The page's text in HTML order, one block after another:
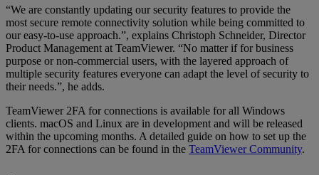
“We are constantly updating our security features to provide the
most secure remote connectivity solution while being committed to
our easy-to-use approach.”, explains Christoph Schneider, Director
Product Management at TeamViewer. “No matter if for business
purpose or non-commercial users, with the layered approach of
multiple security features everyone can adapt the level of security to
their needs.”, he adds.
TeamViewer 2FA for connections is available for all Windows
clients. macOS and Linux are in development and will be released
within the upcoming months. A detailed guide on how to set up the
2FA for connections can be found in the TeamViewer Community.